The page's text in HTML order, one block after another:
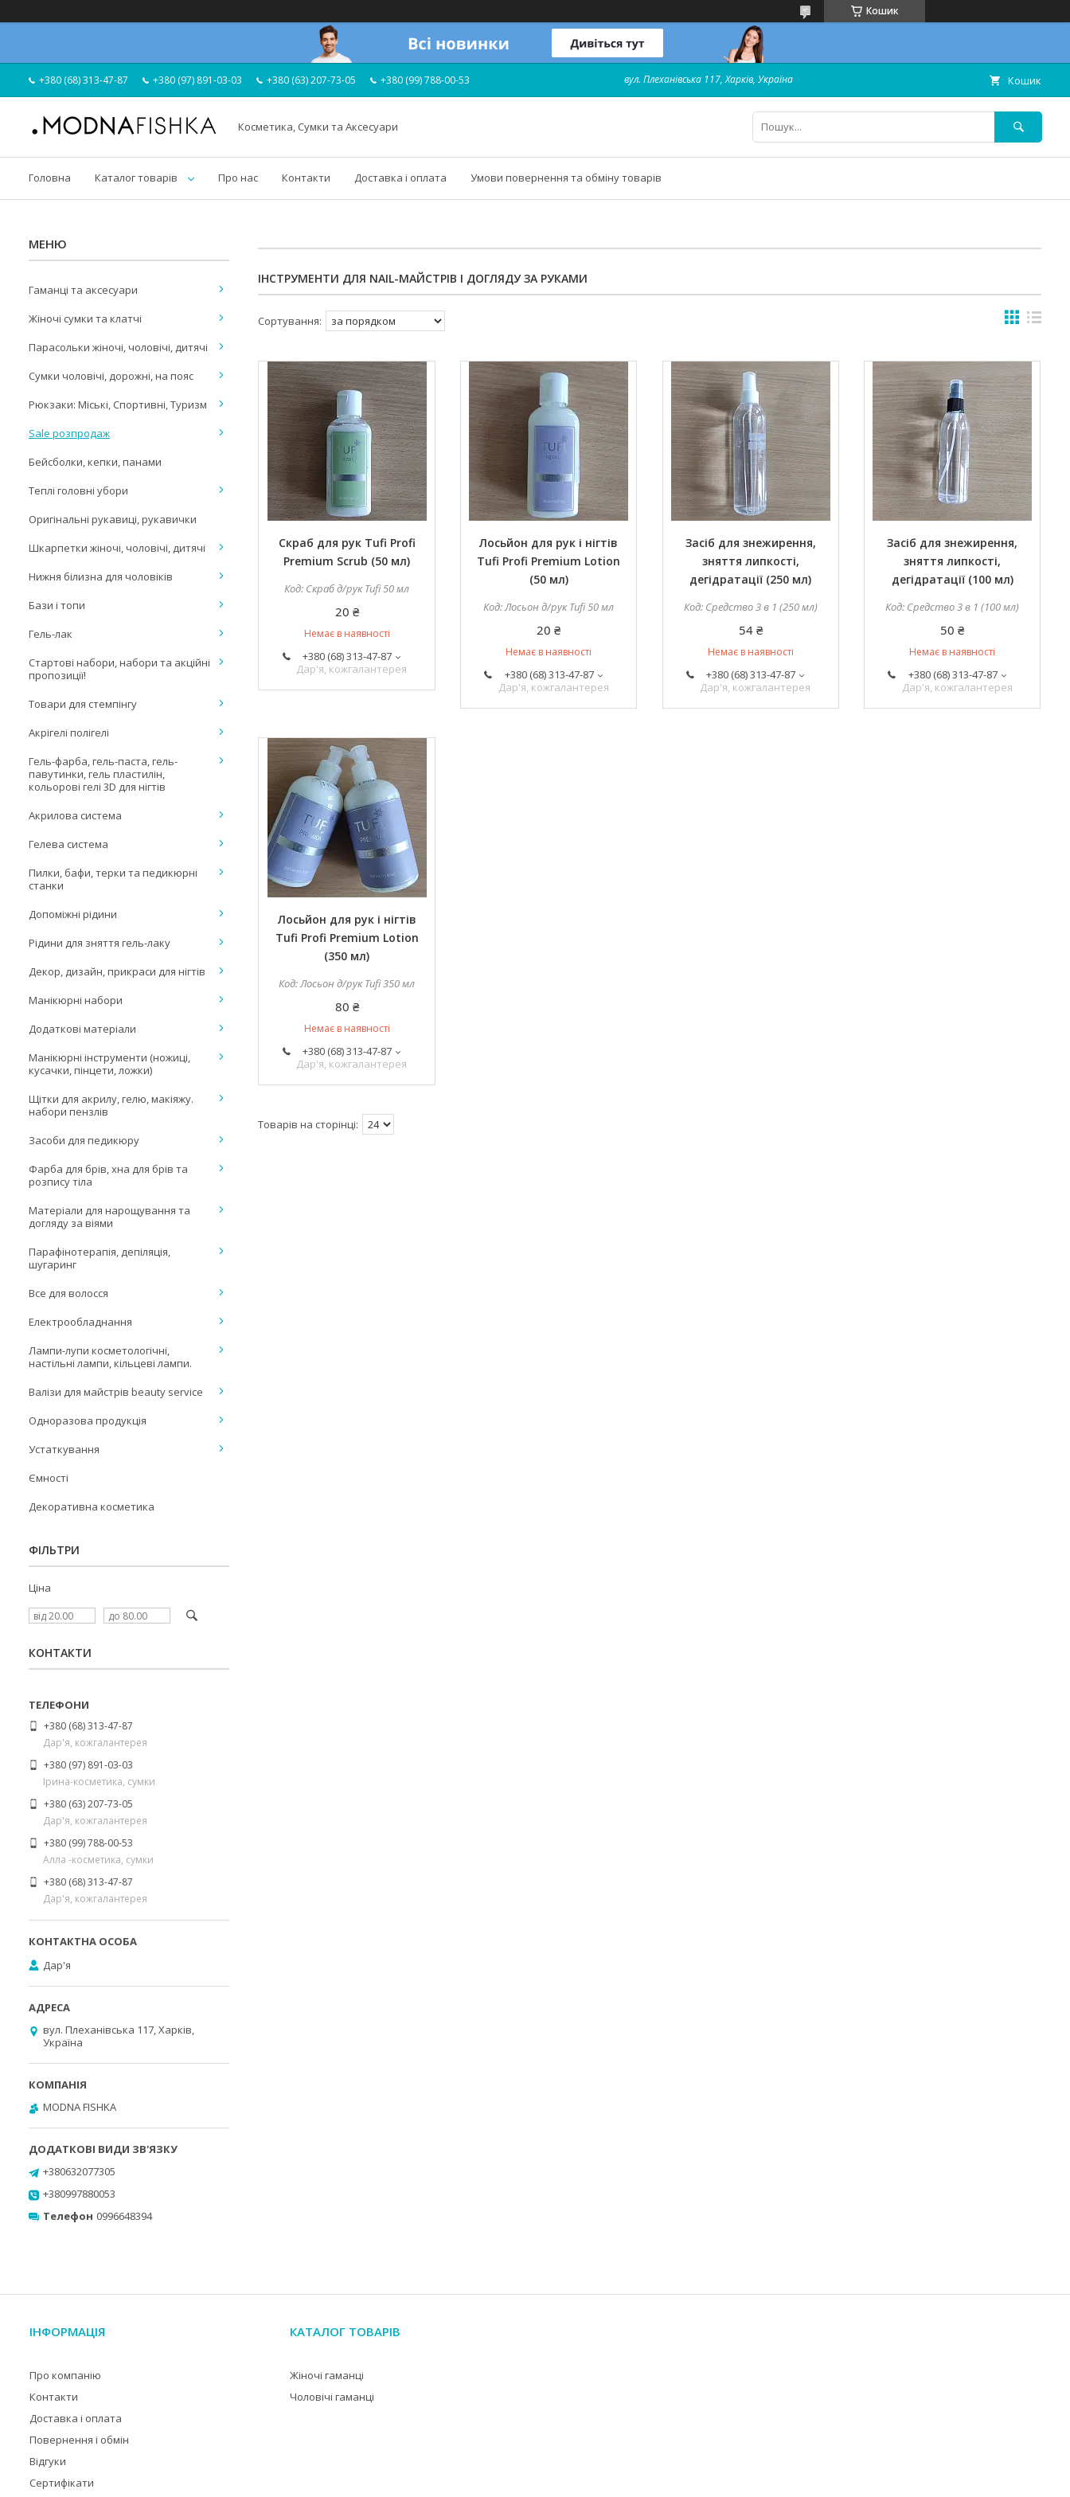
Кошик
+380 (68) 313-47-87 +380 (97) 891-03-03 +380 (63) 207-73-05 +380 (99) 788-00-53 вул. Плеханівська 117, Харків, Україна Кошик
Косметика, Сумки та Аксесуари
Головна Каталог товарів Про нас Контакти Доставка і оплата Умови повернення та обміну товарів
ІНСТРУМЕНТИ ДЛЯ NAIL-МАЙСТРІВ І ДОГЛЯДУ ЗА РУКАМИ
Скраб для рук Tufi Profi
Premium Scrub (50 мл)
Скраб д/рук Tufi 50 мл
20 ₴
Немає в наявності
+380 (68) 313-47-87
Дар'я, кожгалантерея
Лосьйон для рук і нігтів
Tufi Profi Premium Lotion
(50 мл)
Лосьон д/рук Tufi 50 мл
20 ₴
Немає в наявності
+380 (68) 313-47-87
Дар'я, кожгалантерея
Засіб для знежирення,
зняття липкості,
дегідратації (250 мл)
Средство 3 в 1 (250 мл)
54 ₴
Немає в наявності
+380 (68) 313-47-87
Дар'я, кожгалантерея
Засіб для знежирення,
зняття липкості,
дегідратації (100 мл)
Средство 3 в 1 (100 мл)
50 ₴
Немає в наявності
+380 (68) 313-47-87
Дар'я, кожгалантерея
Лосьйон для рук і нігтів
Tufi Profi Premium Lotion
(350 мл)
Лосьон д/рук Tufi 350 мл
80 ₴
Немає в наявності
+380 (68) 313-47-87
Дар'я, кожгалантерея
Гаманці та аксесуари
Жіночі сумки та клатчі
Парасольки жіночі, чоловічі, дитячі
Сумки чоловічі, дорожні, на пояс
Рюкзаки: Міські, Спортивні, Туризм
Sale розпродаж
Бейсболки, кепки, панами
Теплі головні убори
Оригінальні рукавиці, рукавички
Шкарпетки жіночі, чоловічі, дитячі
Нижня білизна для чоловіків
Бази і топи
Гель-лак
Стартові набори, набори та акційні
пропозиції!
Товари для стемпінгу
Акрігелі полігелі
Гель-фарба, гель-паста, гель-
павутинки, гель пластилін,
кольорові гелі 3D для нігтів
Акрилова система
Гелева система
Пилки, бафи, терки та педикюрні
станки
Допоміжні рідини
Рідини для зняття гель-лаку
Декор, дизайн, прикраси для нігтів
Манікюрні набори
Додаткові матеріали
Манікюрні інструменти (ножиці,
кусачки, пінцети, ложки)
Щітки для акрилу, гелю, макіяжу.
набори пензлів
Засоби для педикюру
Фарба для брів, хна для брів та
розпису тіла
Матеріали для нарощування та
догляду за віями
Парафінотерапія, депіляція,
шугаринг
Все для волосся
Електрообладнання
Лампи-лупи косметологічні,
настільні лампи, кільцеві лампи.
Валізи для майстрів beauty service
Одноразова продукція
Устаткування
Ємності
Декоративна косметика
ФІЛЬТРИ
Ціна
КОНТАКТИ
+380 (68) 313-47-87
Дар'я, кожгалантерея
+380 (97) 891-03-03
Ірина-косметика, сумки
+380 (63) 207-73-05
Дар'я, кожгалантерея
+380 (99) 788-00-53
Алла -косметика, сумки
+380 (68) 313-47-87
Дар'я, кожгалантерея
Дар'я
вул. Плеханівська 117, Харків,
Україна
MODNA FISHKA
+380632077305
+380997880053
Телефон 0996648394
ІНФОРМАЦІЯ
Про компанію
Контакти
Доставка і оплата
Повернення і обмін
Відгуки
Сертифікати
КАТАЛОГ ТОВАРІВ
Жіночі гаманці
Чоловічі гаманці